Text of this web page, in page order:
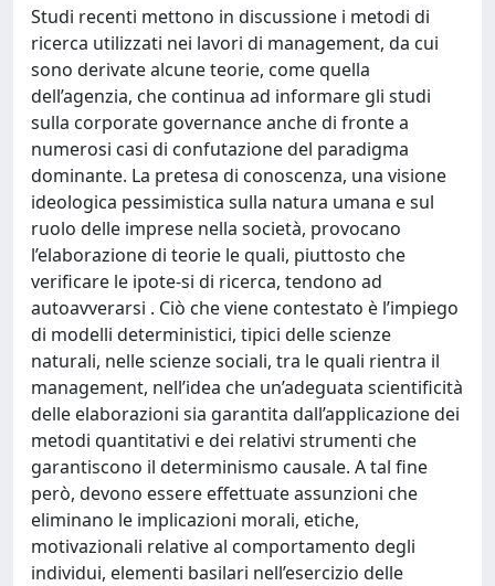
Studi recenti mettono in discussione i metodi di
ricerca utilizzati nei lavori di management, da cui
sono derivate alcune teorie, come quella
dell’agenzia, che continua ad informare gli studi
sulla corporate governance anche di fronte a
numerosi casi di confutazione del paradigma
dominante. La pretesa di conoscenza, una visione
ideologica pessimistica sulla natura umana e sul
ruolo delle imprese nella società, provocano
l’elaborazione di teorie le quali, piuttosto che
verificare le ipote-si di ricerca, tendono ad
autoavverarsi . Ciò che viene contestato è l’impiego
di modelli deterministici, tipici delle scienze
naturali, nelle scienze sociali, tra le quali rientra il
management, nell’idea che un’adeguata scientificità
delle elaborazioni sia garantita dall’applicazione dei
metodi quantitativi e dei relativi strumenti che
garantiscono il determinismo causale. A tal fine
però, devono essere effettuate assunzioni che
eliminano le implicazioni morali, etiche,
motivazionali relative al comportamento degli
individui, elementi basilari nell’esercizio delle